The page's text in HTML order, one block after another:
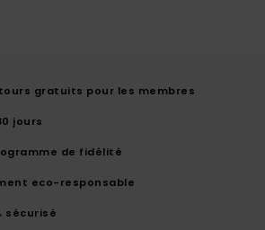
gratuits pour les membres
jours
de fidélité
eco-responsable
sécurisé